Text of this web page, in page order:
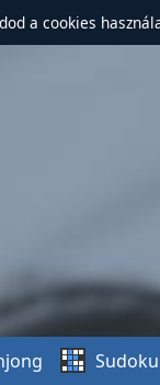
a cookies
Sudoku